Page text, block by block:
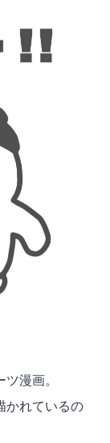
漫画。
かれているの